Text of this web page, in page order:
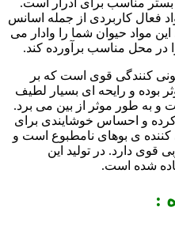
فعال کاربردی از جمله اسانس
مواد حیوان شما را وادار می
در محل مناسب برآورده کند.
کنندگی قوی است که بر
بوده و رایحه ای بسیار لطیف
و به طور موثر از بین می برد.
و احساس خوشایندی برای
کننده ی بوهای نامطبوع است و
قوی دارد. در تولید این
شده است.
: